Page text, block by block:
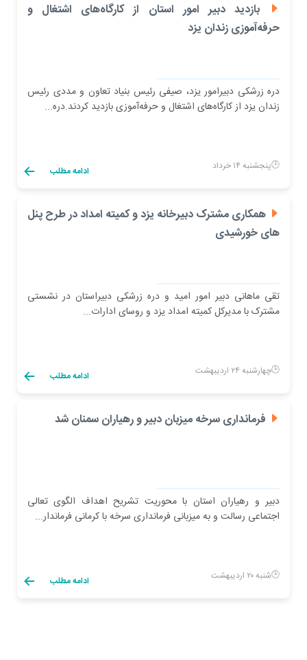
بازدید دبیر امور استان از کارگاه‌های اشتغال و
حرفه‌آموزی زندان یزد
دره زرشکی دبیرامور یزد، صیفی رئیس بنیاد تعاون و مددی رئیس
زندان یزد از کارگاه‌های اشتغال و حرفه‌آموزی بازدید کردند.دره...
پنجشنبه ۱۴ خرداد ادامه مطلب
همکاری مشترک دبیرخانه یزد و کمیته امداد در طرح پنل
های خورشیدی
تقی ماهانی دبیر امور امید و دره زرشکی دبیراستان در نشستی
مشترک با مدیرکل کمیته امداد یزد و روسای ادارات...
چهارشنبه ۲۴ اردیبهشت ادامه مطلب
فرمانداری سرخه میزبان دبیر و رهیاران سمنان شد
دبیر و رهیاران استان با محوریت تشریح اهداف الگوی تعالی
اجتماعی رسالت و به میزبانی فرمانداری سرخه با کرمانی فرماندار...
شنبه ۲۰ اردیبهشت ادامه مطلب